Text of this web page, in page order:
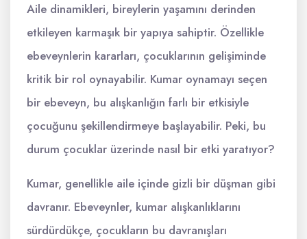
Aile dinamikleri, bireylerin yaşamını derinden
etkileyen karmaşık bir yapıya sahiptir. Özellikle
ebeveynlerin kararları, çocuklarının gelişiminde
kritik bir rol oynayabilir. Kumar oynamayı seçen
bir ebeveyn, bu alışkanlığın farlı bir etkisiyle
çocuğunu şekillendirmeye başlayabilir. Peki, bu
durum çocuklar üzerinde nasıl bir etki yaratıyor?
Kumar, genellikle aile içinde gizli bir düşman gibi
davranır. Ebeveynler, kumar alışkanlıklarını
sürdürdükçe, çocukların bu davranışları